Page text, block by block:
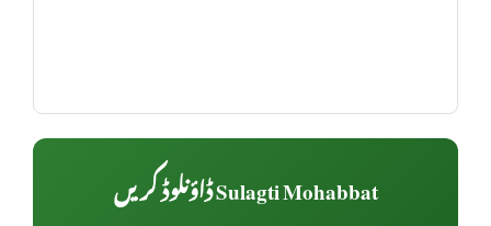
Sulagti Mohabbat ڈاؤنلوڈ کریں